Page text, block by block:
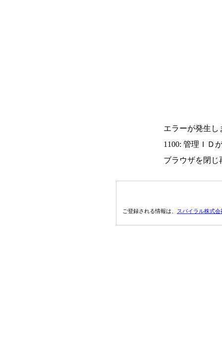
エラーが発生し
1100: 管理ＩＤ
ブラウザを閉じ
ご登録される情報は、 スパイラル株式会